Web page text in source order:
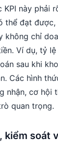
KPI này phải
thể đạt được,
không chỉ
Ví dụ, tỷ
sau khi
Các hình
nhận, cơ hội
quan trọng.
kiểm soát